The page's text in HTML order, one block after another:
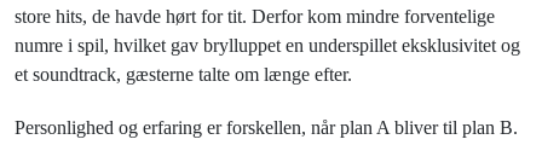
store hits, de havde hørt for tit. Derfor kom mindre forventelige
numre i spil, hvilket gav brylluppet en underspillet eksklusivitet og
et soundtrack, gæsterne talte om længe efter.
Personlighed og erfaring er forskellen, når plan A bliver til plan B.